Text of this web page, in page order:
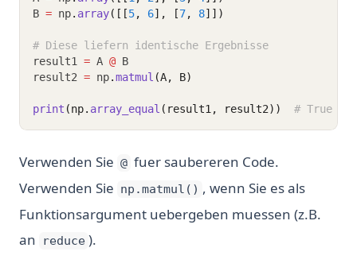
B = np. array([[5, 6], [7, 8]])
# Diese liefern identische Ergebnisse
result1 = A @ B
result2 = np.matmul (A, B)
print (np. array_equal (result1, result2)) # True
Verwenden Sie @ fuer saubereren Code.
Verwenden Sie np.matmul() , wenn Sie es als
Funktionsargument uebergeben muessen (z.B.
an
reduce ).